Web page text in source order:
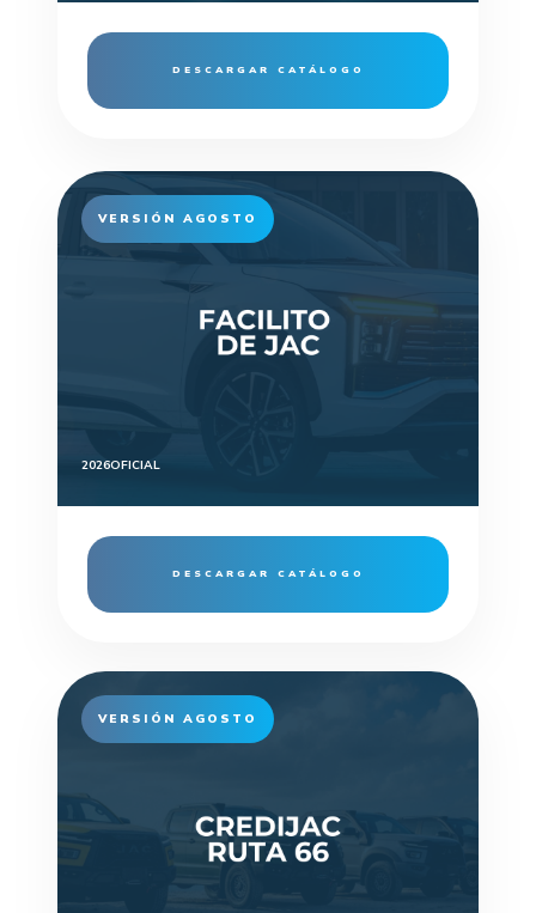
DESCARGAR CATÁLOGO
VERSIÓN AGOSTO
2026OFICIAL
DESCARGAR CATÁLOGO
VERSIÓN AGOSTO